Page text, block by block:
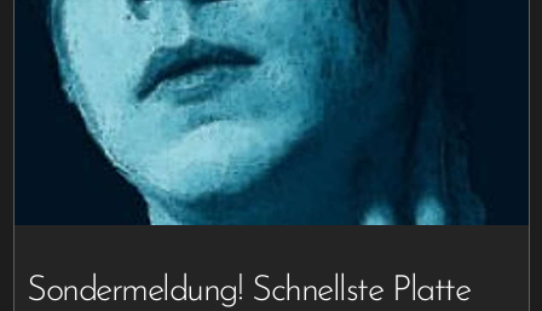
Sondermeldung! Schnellste Platte